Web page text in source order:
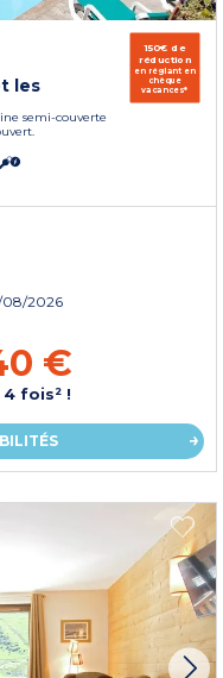
les
semi-couverte
150€ de
réduction
en réglant en
chèque
vacances*
08/2026
€
fois² !